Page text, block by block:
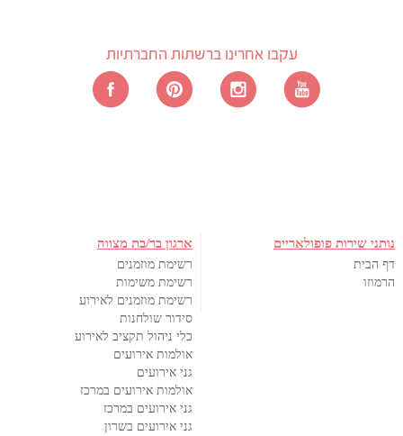
עקבו אחרינו ברשתות החברתיות
נותני שירות פופולאריים
דף הבית
הרמוזו
ארגון בר/בת מצווה
רשימת מוזמנים
רשימת משימות
רשימת מוזמנים לאירוע
סידור שולחנות
כלי ניהול תקציב לאירוע
אולמות אירועים
גני אירועים
אולמות אירועים במרכז
גני אירועים במרכז
גני אירועים בשרון